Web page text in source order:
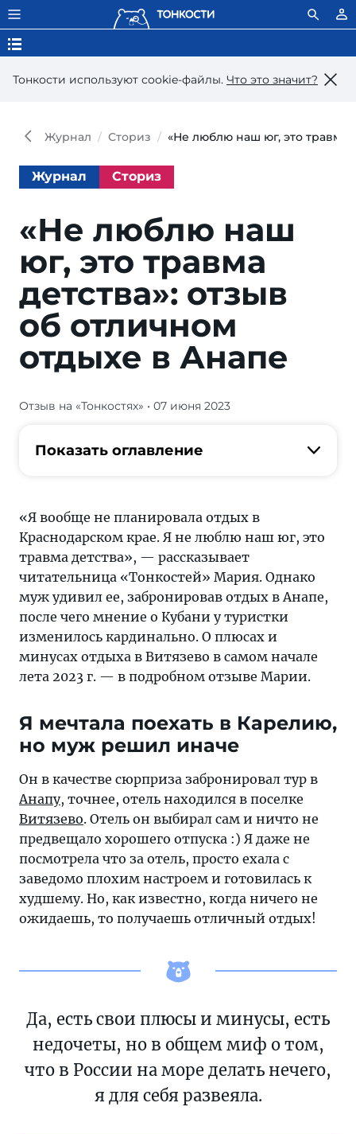
Тонкости используют сookie-файлы. Что это значит?
Журнал Сториз «Не люблю наш юг, это травма
Журнал Сториз
«Не люблю наш
юг, это травма
детства»: отзыв
об отличном
отдыхе в Анапе
О
Витязево в
2023
г.
подробный
Отзыв на «Тонкостях» • 07 июня 2023
Показать оглавление
«Я вообще не планировала отдых в
Краснодарском крае. Я не люблю наш юг, это
травма детства», — рассказывает
читательница «Тонкостей» Мария. Однако
муж удивил ее, забронировав отдых в Анапе,
после чего мнение о Кубани у туристки
изменилось кардинально. О плюсах и
минусах отдыха в Витязево в самом начале
лета 2023 г. — в подробном отзыве Марии.
Я мечтала поехать в Карелию,
но муж решил иначе
Он в качестве сюрприза забронировал тур в
Анапу, точнее, отель находился в поселке
Витязево. Отель он выбирал сам и ничто не
предвещало хорошего отпуска :) Я даже не
посмотрела что за отель, просто ехала с
заведомо плохим настроем и готовилась к
худшему. Но, как известно, когда ничего не
ожидаешь, то получаешь отличный отдых!
Да, есть свои плюсы и минусы, есть
недочеты, но в общем миф о том,
что в России на море делать нечего,
я для себя развеяла.